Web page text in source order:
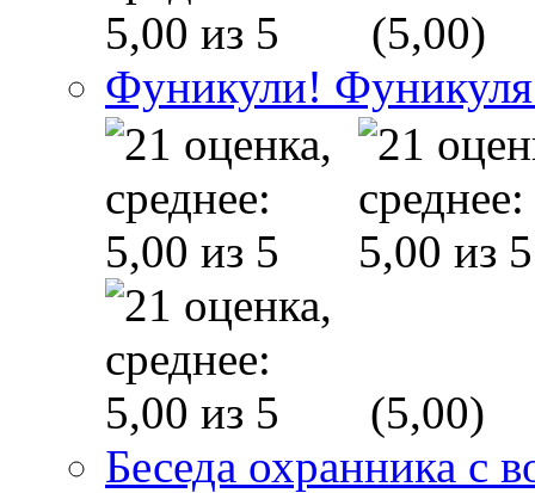
(5,00)
Фуникули!
(5,00)
Беседа охранника с